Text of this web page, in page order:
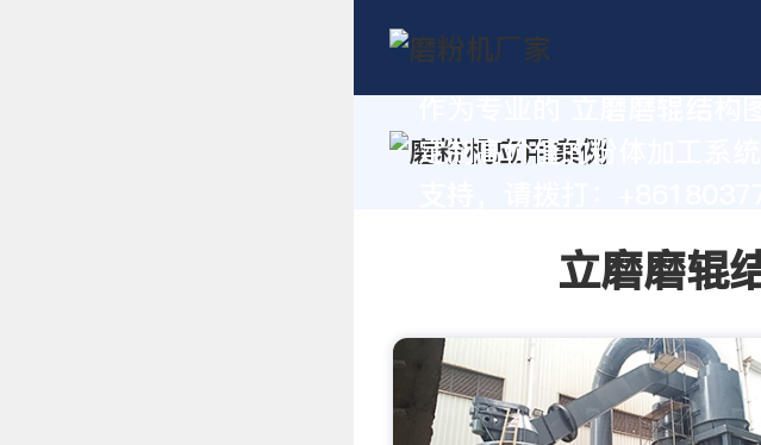
定制高价值的粉体加工系
立磨磨辊